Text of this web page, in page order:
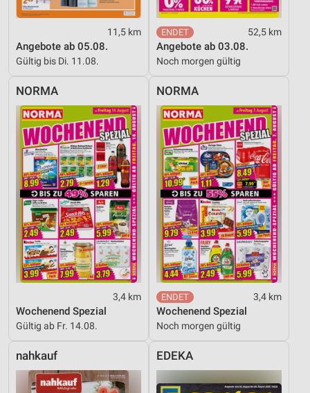
11,5 km
Angebote ab 05.08.
Gültig bis Di. 11.08.
52,5 km
Angebote ab 03.08.
Noch morgen gültig
NORMA
3,4 km
Wochenend Spezial
Gültig ab Fr. 14.08.
NORMA
3,4 km
Wochenend Spezial
Noch morgen gültig
nahkauf EDEKA